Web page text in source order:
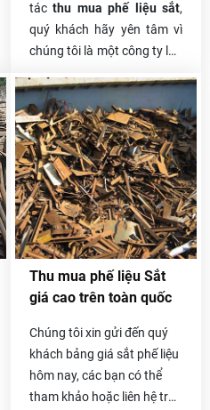
tác thu mua phế liệu sắt,
quý khách hãy yên tâm vì
chúng tôi là một công ty lâu
liệu. Chúng tôi tự hào về
quá trình làm nên thương
hiệu Hòa Phát của mình.
Trong suốt nhiều năm trong
nghề, Hòa Phát đã hợp tác
với rất nhiều khách hàng,
rất nhiều doanh nghiệp,
công ty lớn nhỏ và ai cũng
mua, xử lý phế liệu của
chúng tôi.
Thu mua phế liệu Sắt
giá cao trên toàn quốc
Chúng tôi xin gửi đến quý
khách bảng giá sắt phế liệu
hôm nay, các bạn có thể
tham khảo hoặc liên hệ trực